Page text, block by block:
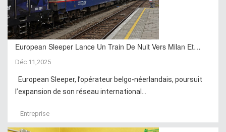
European Sleeper Lance Un Train De Nuit Vers Milan Et…
Déc 11,2025
European Sleeper, l’opérateur belgo-néerlandais, poursuit
l’expansion de son réseau international...
Entreprise